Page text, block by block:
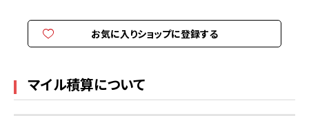
お気に入りショップに登録する
マイル積算について